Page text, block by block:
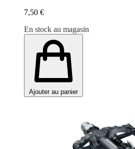
7,50 €
En stock au magasin
Ajouter au panier